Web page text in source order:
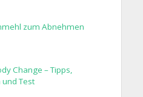
zum Abnehmen
Change – Tipps,
Test